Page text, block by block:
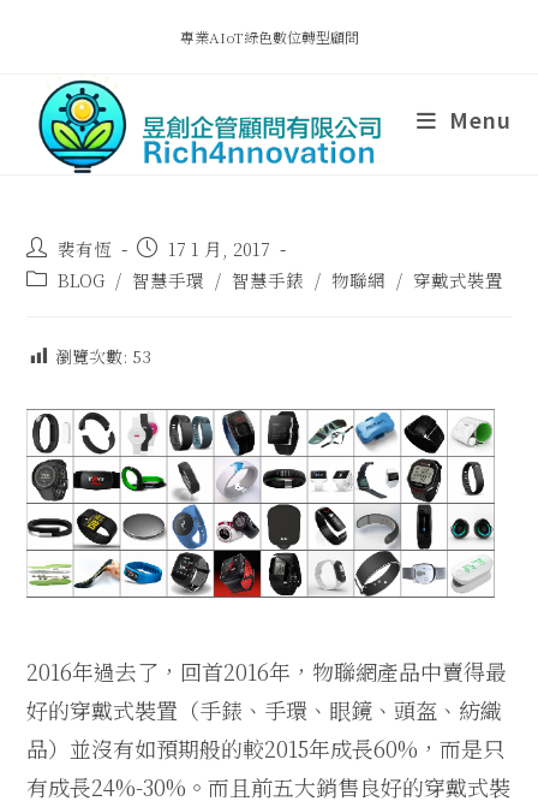
專業AIoT綠色數位轉型顧問
Menu
裴有恆
17 1 月, 2017
BLOG / 智慧手環 / 智慧手錶 / 物聯網 / 穿戴式裝置
瀏覽次數: 53
2016年過去了，回首2016年，物聯網產品中賣得最
好的穿戴式裝置（手錶、手環、眼鏡、頭盔、紡織
品）並沒有如預期般的較2015年成長60%，而是只
有成長24%-30%。而且前五大銷售良好的穿戴式裝